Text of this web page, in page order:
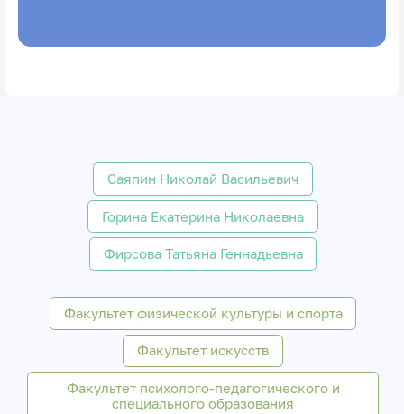
Саяпин Николай Васильевич
Горина Екатерина Николаевна
Фирсова Татьяна Геннадьевна
Факультет физической культуры и спорта
Факультет искусств
Факультет психолого-педагогического и
специального образования